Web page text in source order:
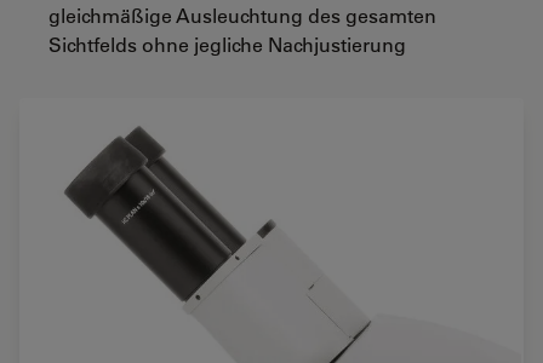
gleichmäßige Ausleuchtung des gesamten
Sichtfelds ohne jegliche Nachjustierung